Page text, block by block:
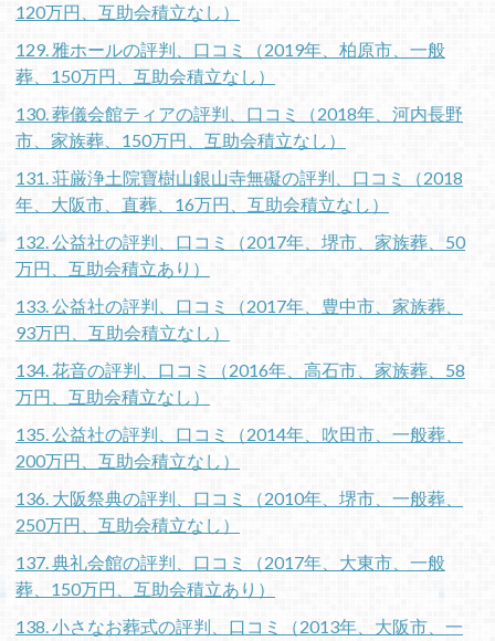
120万円、互助会積立なし）
129. 雅ホールの評判、口コミ（2019年、柏原市、一般
葬、150万円、互助会積立なし）
130. 葬儀会館ティアの評判、口コミ（2018年、河内長野
市、家族葬、150万円、互助会積立なし）
131. 荘厳浄土院寶樹山銀山寺無礙の評判、口コミ（2018
年、大阪市、直葬、16万円、互助会積立なし）
132. 公益社の評判、口コミ（2017年、堺市、家族葬、50
万円、互助会積立あり）
133. 公益社の評判、口コミ（2017年、豊中市、家族葬、
93万円、互助会積立なし）
134. 花音の評判、口コミ（2016年、高石市、家族葬、58
万円、互助会積立なし）
135. 公益社の評判、口コミ（2014年、吹田市、一般葬、
200万円、互助会積立なし）
136. 大阪祭典の評判、口コミ（2010年、堺市、一般葬、
250万円、互助会積立なし）
137. 典礼会館の評判、口コミ（2017年、大東市、一般
葬、150万円、互助会積立あり）
138. 小さなお葬式の評判、口コミ（2013年、大阪市、一